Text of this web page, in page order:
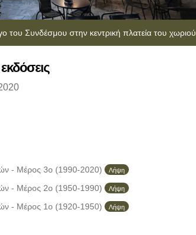
του Συνδέσμου στην κεντρική πλατεία του χωριού
- Μέρος 3ο (1990-2020) Λήψη
- Μέρος 2ο (1950-1990) Λήψη
- Μέρος 1ο (1920-1950) Λήψη